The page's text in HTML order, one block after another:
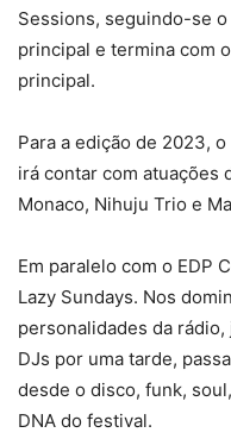
Sessions, seguindo-se
principal e termina com
principal.
Para a edição de 2023,
irá contar com atuações
Monaco, Nihuju Trio e
Em paralelo com o EDP
Lazy Sundays. Nos
personalidades da
DJs por uma tarde,
desde o disco, funk,
DNA do festival.